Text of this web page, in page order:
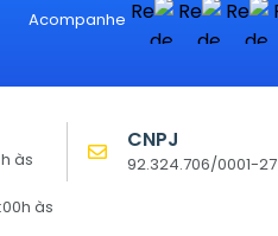
Acompanhe
às
às
CNPJ
92.324.706/0001-27